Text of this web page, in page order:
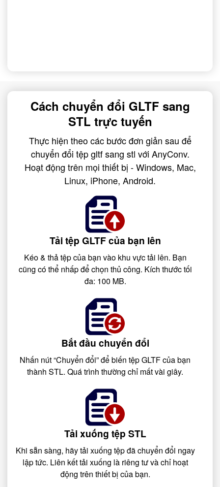
Cách chuyển đổi GLTF sang
STL trực tuyến
Thực hiện theo các bước đơn giản sau để
chuyển đổi tệp gltf sang stl với AnyConv.
Hoạt động trên mọi thiết bị - Windows, Mac,
Linux, iPhone, Android.
Tải tệp GLTF của bạn lên
Kéo & thả tệp của bạn vào khu vực tải lên. Bạn
cũng có thể nhấp để chọn thủ công. Kích thước tối
đa: 100 MB.
Bắt đầu chuyển đổi
Nhấn nút “Chuyển đổi” để biến tệp GLTF của bạn
thành STL. Quá trình thường chỉ mất vài giây.
Tải xuống tệp STL
Khi sẵn sàng, hãy tải xuống tệp đã chuyển đổi ngay
lập tức. Liên kết tải xuống là riêng tư và chỉ hoạt
động trên thiết bị của bạn.